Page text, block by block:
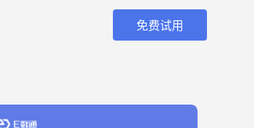
免费试用